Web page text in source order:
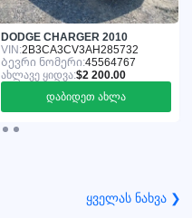
DODGE CHARGER 2010
VIN:2B3CA3CV3AH285732
Ბევრი ნომერი:45564767
ახლავე ყიდვა:$2 200.00
დაბიდეთ ახლა
ყველას ნახვა ❯